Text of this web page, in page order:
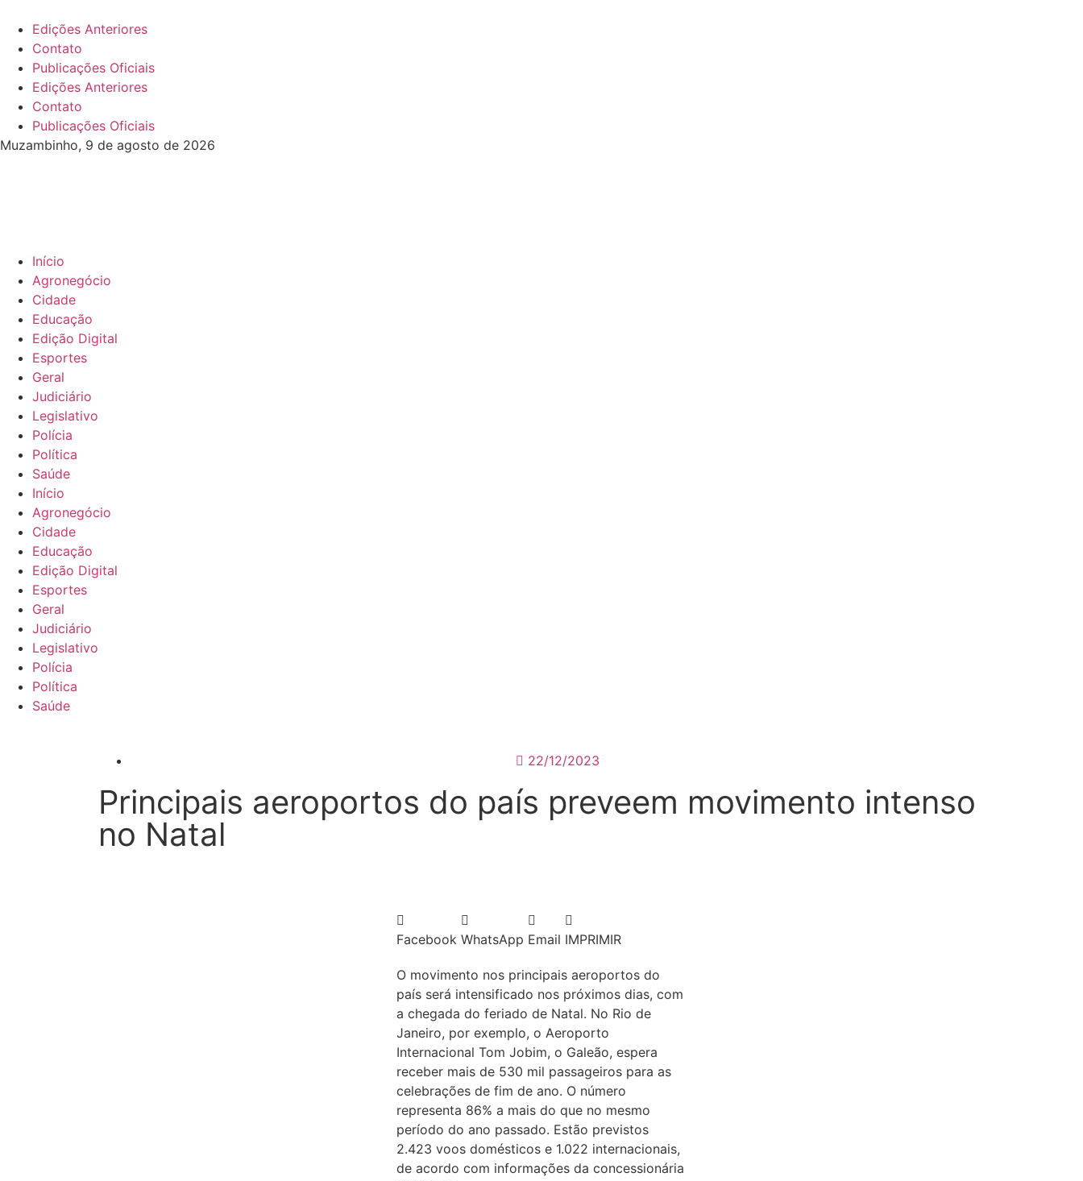
Edições Anteriores
Contato
Publicações Oficiais
Edições Anteriores
Contato
Publicações Oficiais
Muzambinho, 9 de agosto de 2026
Início
Agronegócio
Cidade
Educação
Edição Digital
Esportes
Geral
Judiciário
Legislativo
Polícia
Política
Saúde
Início
Agronegócio
Cidade
Educação
Edição Digital
Esportes
Geral
Judiciário
Legislativo
Polícia
Política
Saúde
22/12/2023
Principais aeroportos do país preveem movimento intenso
no Natal
Facebook WhatsApp Email IMPRIMIR
O movimento nos principais aeroportos do
país será intensificado nos próximos dias, com
a chegada do feriado de Natal. No Rio de
Janeiro, por exemplo, o Aeroporto
Internacional Tom Jobim, o Galeão, espera
receber mais de 530 mil passageiros para as
celebrações de fim de ano. O número
representa 86% a mais do que no mesmo
período do ano passado. Estão previstos
2.423 voos domésticos e 1.022 internacionais,
de acordo com informações da concessionária